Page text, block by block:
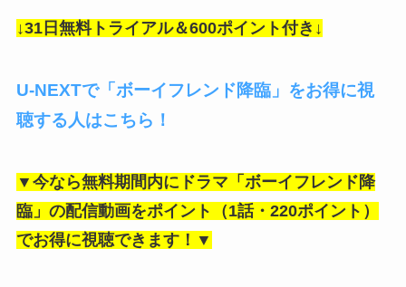
↓31日無料トライアル＆600ポイント付き↓
U-NEXTで「ボーイフレンド降臨」をお得に視
聴する人はこちら！
▼今なら無料期間内にドラマ「ボーイフレンド降
臨」の配信動画をポイント（1話・220ポイント）
でお得に視聴できます！▼